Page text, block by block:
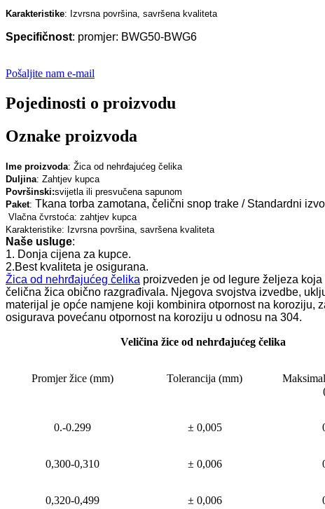
Karakteristike: Izvrsna površina, savršena kvaliteta
Specifičnost: promjer: BWG50-BWG6
Pošaljite nam e-mail
Pojedinosti o proizvodu
Oznake proizvoda
Ime proizvoda: Žica od nehrđajućeg čelika
Duljina: Zahtjev kupca
Površinski:svijetla ili presvučena sapunom
Paket: Tkana torba zamotana, čelični snop trake / Standardni
Vlačna čvrstoća: zahtjev kupca
Karakteristike: Izvrsna površina, savršena kvaliteta
Naše usluge:
1. Donja cijena za kupce.
2.Best kvaliteta je osigurana.
Žica od nehrđajućeg čelika proizveden je od legure željeza
čelična žica obično razgrađivala. Njegova svojstva izvedbe,
materijal je opće namjene koji kombinira otpornost na
osigurava povećanu otpornost na koroziju u odnosu na 304.
Veličina žice od nehrđajućeg čelika
Promjer žice (mm) Tolerancija (mm)
0.-0.299 ± 0,005
0,300-0,310 ± 0,006
0,320-0,499 ± 0,006